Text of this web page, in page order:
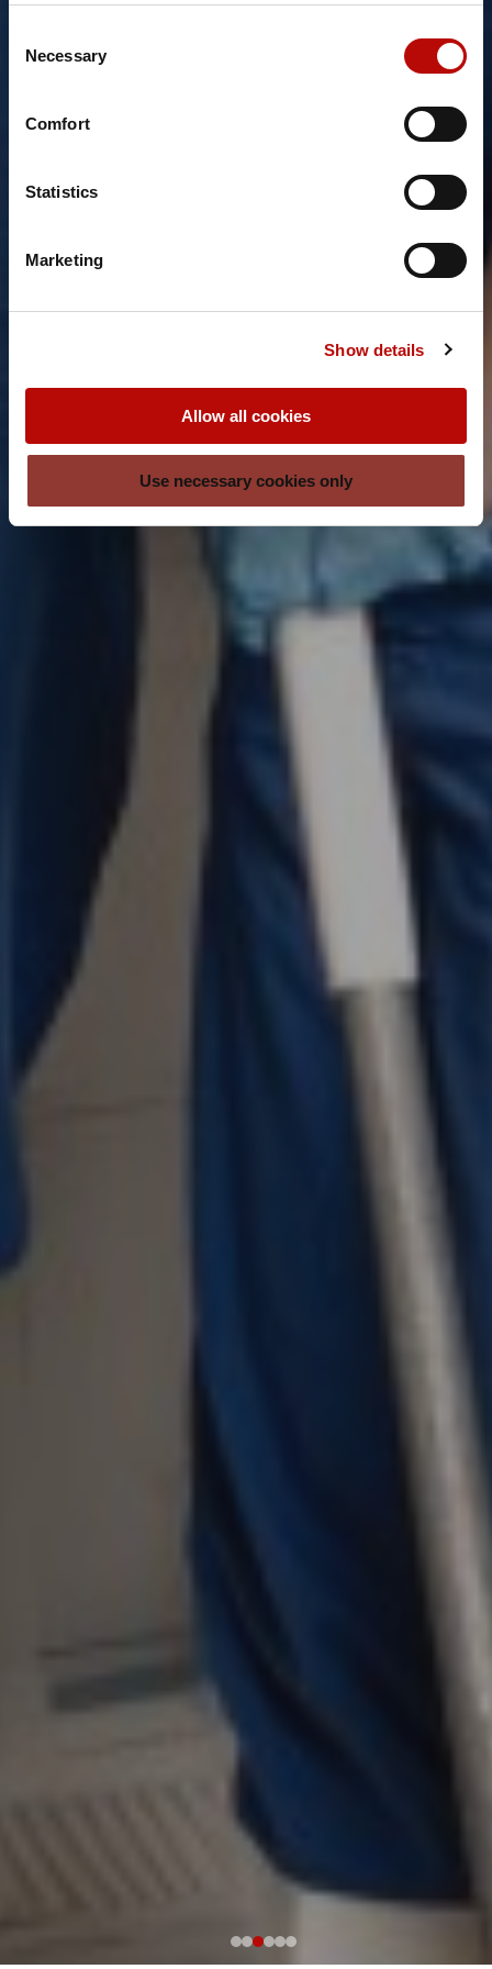
Selection
Necessary
Comfort
Statistics
Marketing
Show details
Allow all cookies
Use necessary cookies only